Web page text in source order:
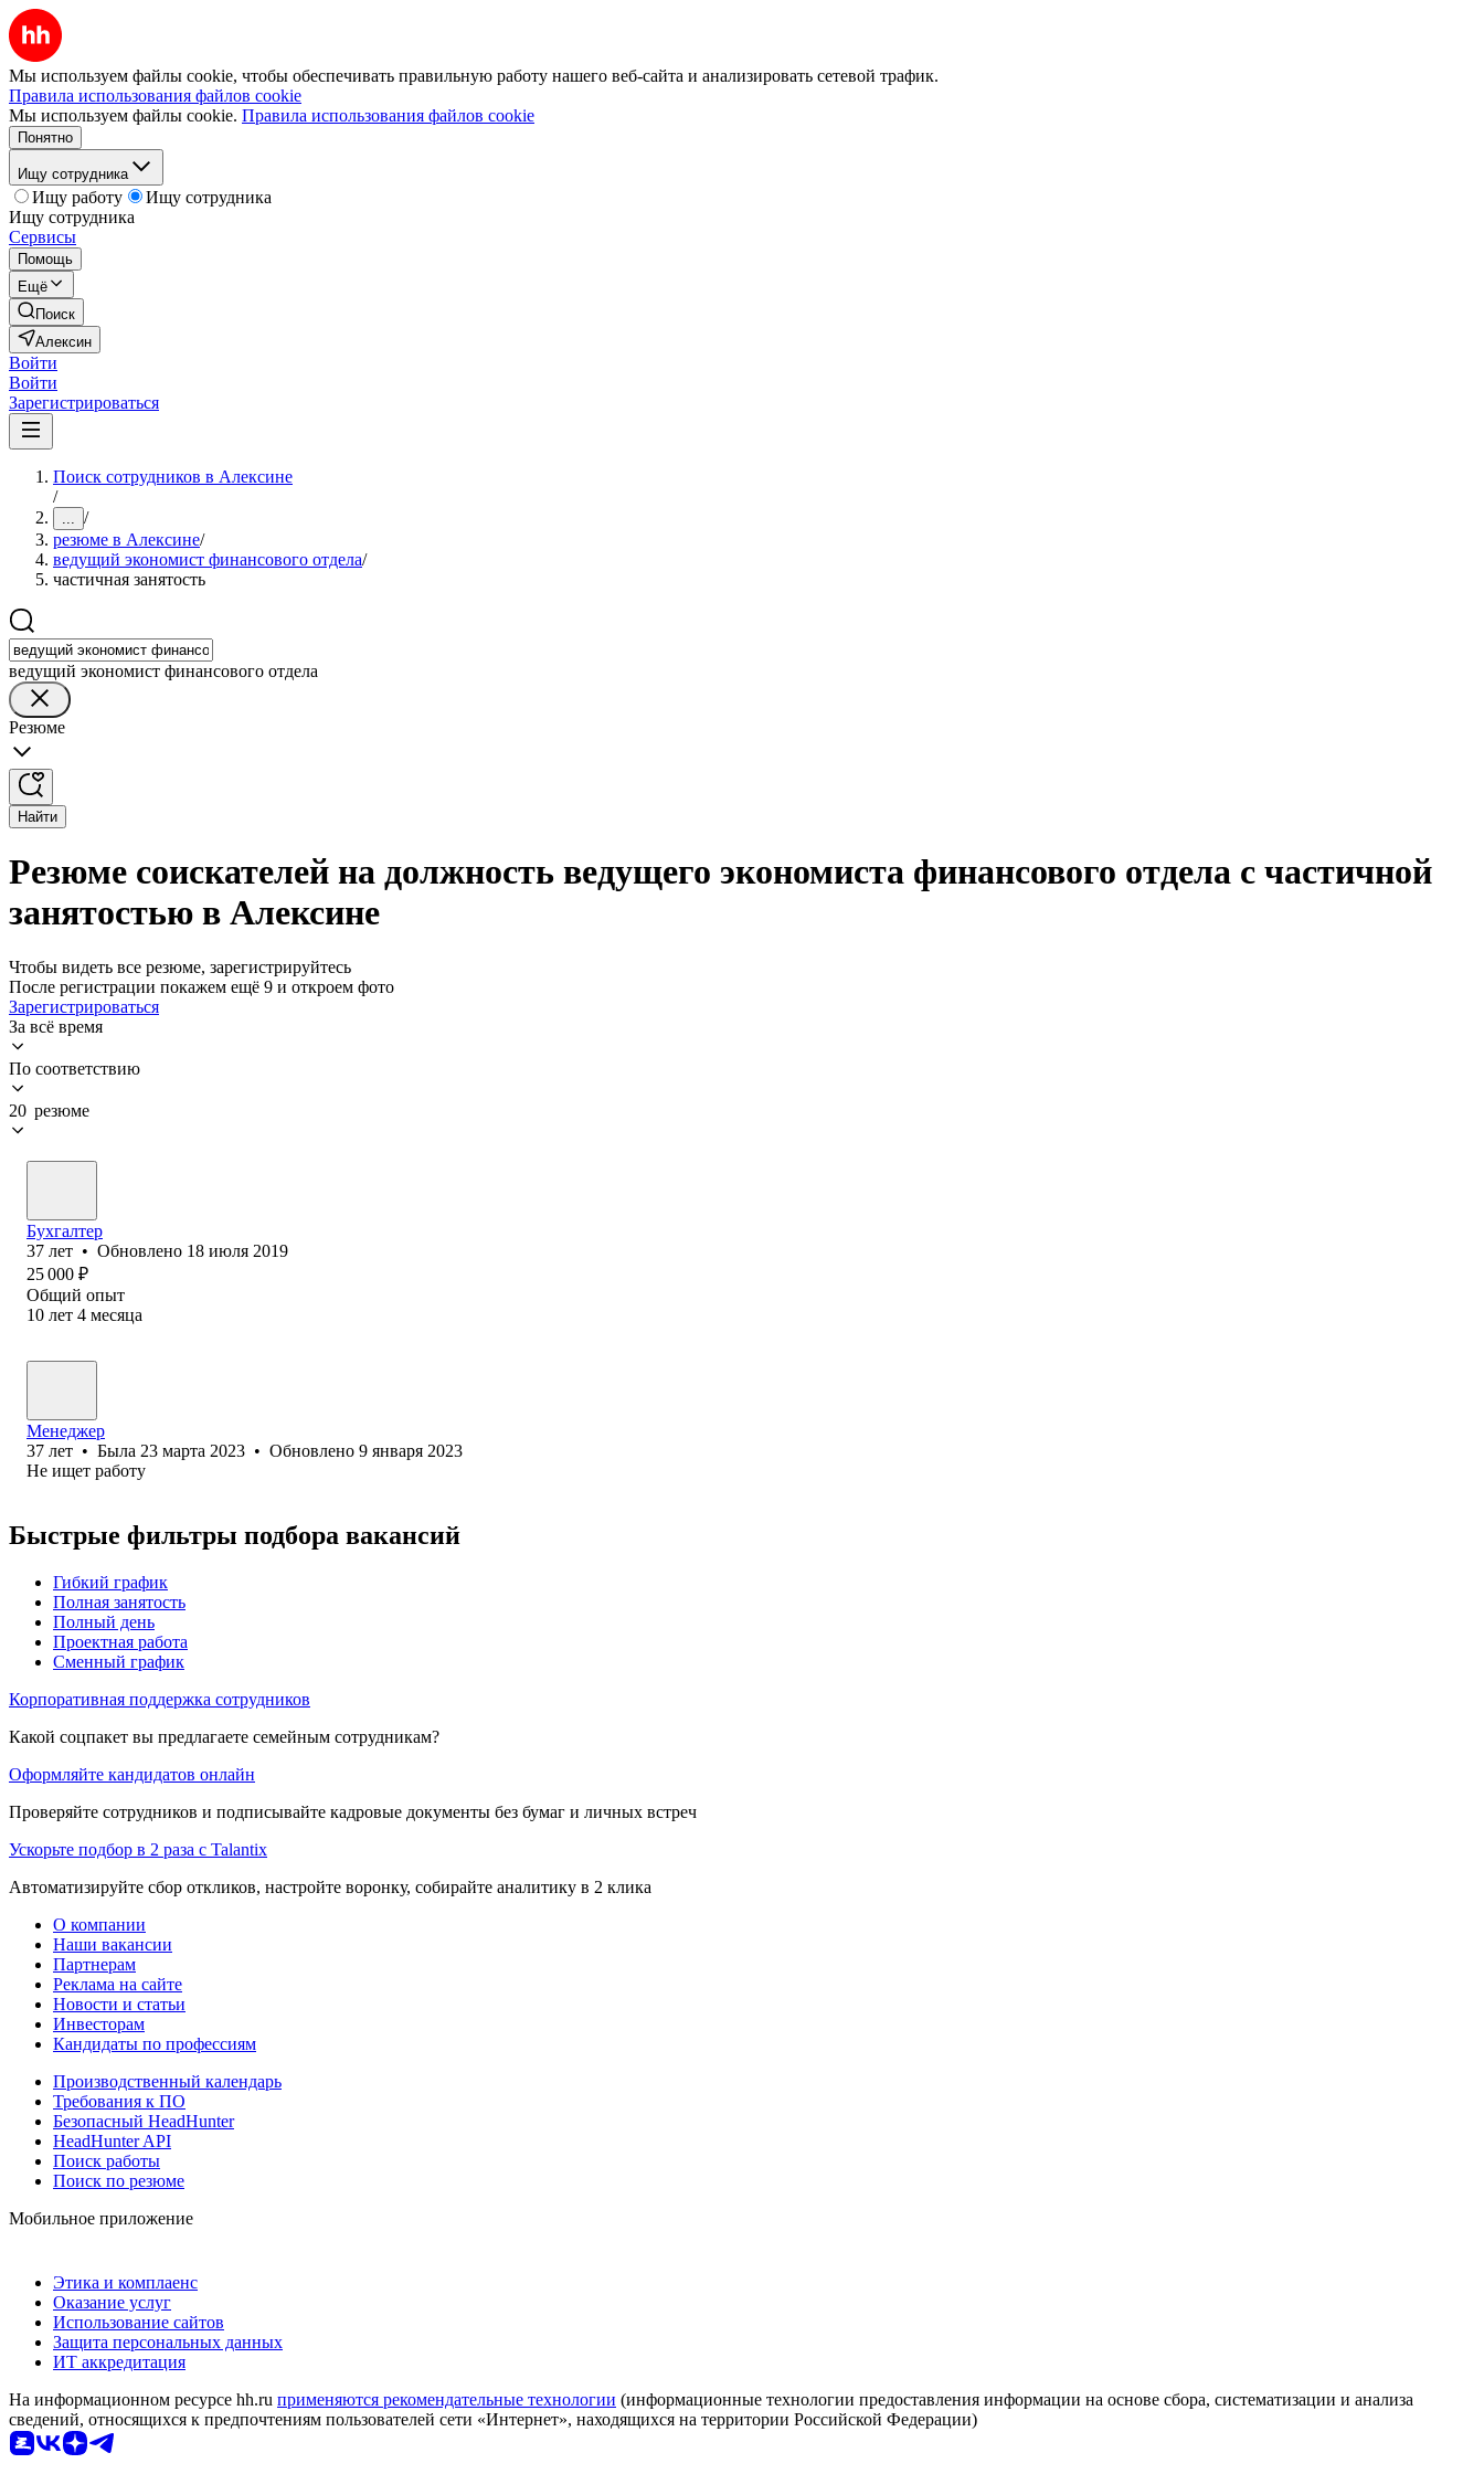
Мы используем файлы cookie, чтобы обеспечивать правильную работу нашего веб-сайта и анализировать сетевой трафик.
Правила использования файлов cookie
Мы используем файлы cookie. Правила использования файлов cookie
Понятно
Ищу сотрудника
Ищу работу
Ищу сотрудника
Ищу сотрудника
Сервисы
Помощь
Ещё
Поиск
Алексин
Войти
Войти
Зарегистрироваться
Поиск сотрудников в Алексине
/
... /
резюме в Алексине/
ведущий экономист финансового отдела/
частичная занятость
ведущий экономист финансового отдела
Резюме
Найти
Резюме соискателей на должность ведущего экономиста финансового отдела с частичной
занятостью в Алексине
Чтобы видеть все резюме, зарегистрируйтесь
После регистрации покажем ещё 9 и откроем фото
Зарегистрироваться
За всё время
По соответствию
20 резюме
Бухгалтер
37 лет • Обновлено 18 июля 2019
25 000 ₽
Общий опыт
10 лет 4 месяца
Менеджер
37 лет • Была 23 марта 2023 • Обновлено 9 января 2023
Не ищет работу
Быстрые фильтры подбора вакансий
Гибкий график
Полная занятость
Полный день
Проектная работа
Сменный график
Корпоративная поддержка сотрудников
Какой соцпакет вы предлагаете семейным сотрудникам?
Оформляйте кандидатов онлайн
Проверяйте сотрудников и подписывайте кадровые документы без бумаг и личных встреч
Ускорьте подбор в 2 раза с Talantix
Автоматизируйте сбор откликов, настройте воронку, собирайте аналитику в 2 клика
О компании
Наши вакансии
Партнерам
Реклама на сайте
Новости и статьи
Инвесторам
Кандидаты по профессиям
Производственный календарь
Требования к ПО
Безопасный HeadHunter
HeadHunter API
Поиск работы
Поиск по резюме
Мобильное приложение
Этика и комплаенс
Оказание услуг
Использование сайтов
Защита персональных данных
ИТ аккредитация
На информационном ресурсе hh.ru применяются рекомендательные технологии (информационные технологии предоставления информации на основе сбора, систематизации и анализа
сведений, относящихся к предпочтениям пользователей сети «Интернет», находящихся на территории Российской Федерации)